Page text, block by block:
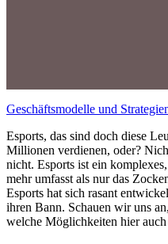
Geschäftsmodelle und
Esports, das sind doch diese
Millionen verdienen, oder?
nicht. Esports ist ein
mehr umfasst als nur das
Esports hat sich rasant
ihren Bann. Schauen wir uns
welche Möglichkeiten hier